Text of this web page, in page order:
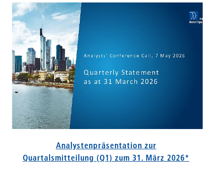
Analystenpräsentation zur
Quartalsmitteilung (Q1) zum 31. März 2026*